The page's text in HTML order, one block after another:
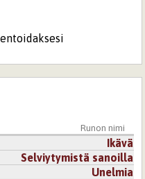
Runon nimi
Ikävä
Selviytymistä sanoilla
Unelmia